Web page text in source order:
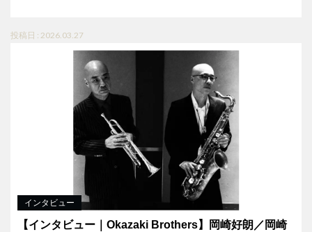
投稿日 : 2026.03.27
インタビュー
【インタビュー｜Okazaki Brothers】岡崎好朗／岡崎